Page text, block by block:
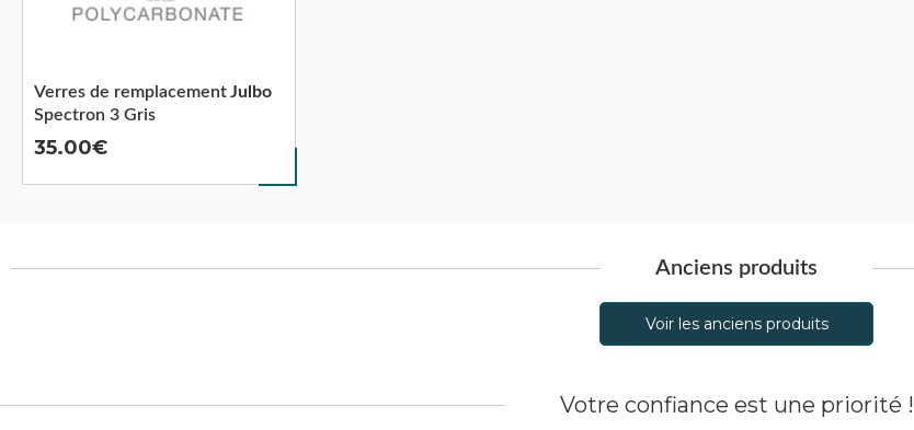
Spectron 3 Gris
Verres de remplacementJulbo
35.00
Anciens produits
Voir les anciens produits
Votre confiance est une priorité !